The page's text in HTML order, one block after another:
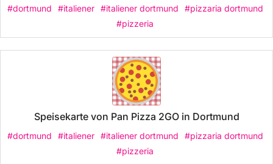
#dortmund #italiener #italiener dortmund
#pizzaria dortmund
#pizzeria
Speisekarte von Pan Pizza 2GO in Dortmund
#dortmund #italiener #italiener dortmund
#pizzaria dortmund
#pizzeria